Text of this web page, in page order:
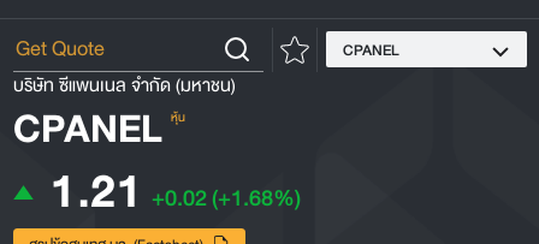
CPANEL
บริษัท ซีแพนเนล จำกัด (มหาชน)
CPANEL หุ้น
1.21 +0.02(+1.68%)